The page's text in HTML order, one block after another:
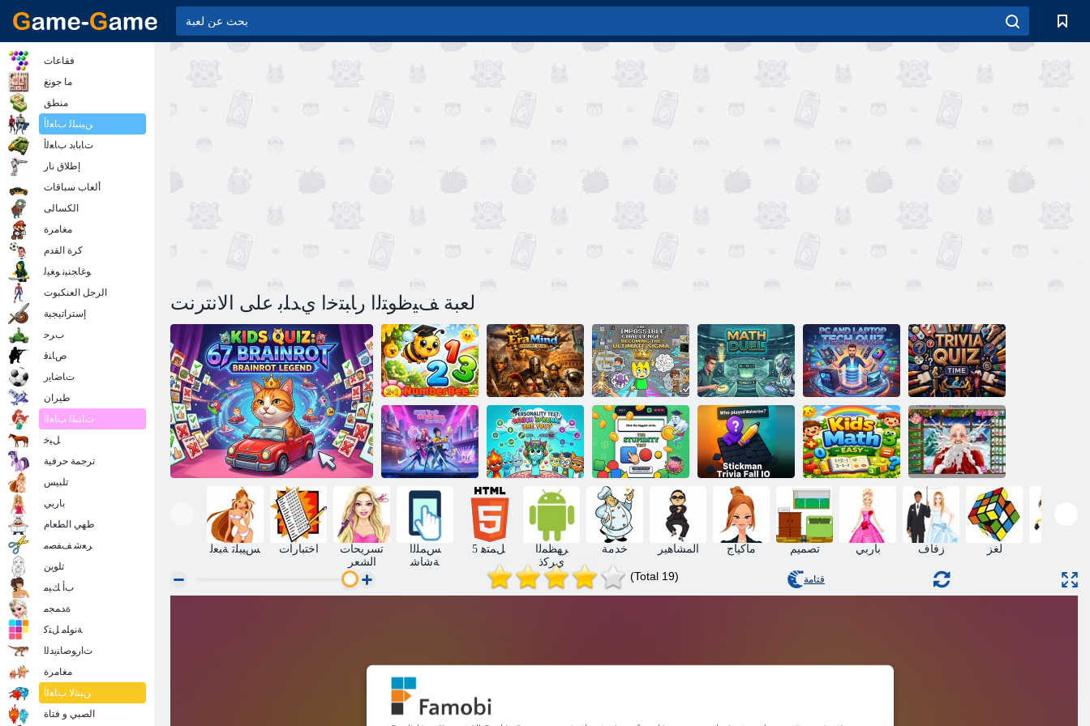
لعبة ﻒﻴﻇﻮﺘﻟﺍ ﺭﺎﺒﺘﺧﺍ ﻱﺪﻠﺑ على الانترنت
ﻞﺤﻨﻟﺍ ﻢﻗﺭ ﻞﻘﻌﻟﺍ ﺮﺼﻋ
ﻑﺎﻄﻤﻟﺍ ﺔﻳﺎﻬﻧ
ﻲﻓ ﺎﻤﺠﻴﺳ ﺢﺒﺻﺃ
ﻱﺬﻟﺍ ﻞﻴﺤﺘﺴﻤﻟﺍ
ﻱﺪﺤﺘﻟﺍ
ﺕﺎﻴﺿﺎﻳﺮﻟﺍ
ﺓﺯﺭﺎﺒﻣ
ﺎﻴﺟﻮﻟﻮﻨﻜﺘﻟﺍ
ﺔﻘﺑﺎﺴﻣ
ﻝﻮﻤﺤﻤﻟﺍ
ﺮﺗﻮﻴﺒﻤﻜﻟﺍﻭ
ﺮﺗﻮﻴﺒﻤﻜﻟﺍ
ﻞﻘﻌﻟﺍ ﻪﻓﺍﻮﺘﻟﺍ
ﺔﺒﻌﻟ
؟ﺖﻧﺃ ﺏﻮﺒﻴﻜﻟﺍ
ﻱﺃ :MBTI ﺭﺎﺒﺘﺧﺍ
؟ﺖﻧﺃ ﻲﻜﻧﻭﺮﺒﺳ
ﻱﺃ :ﺔﻴﺼﺨﺸﻟﺍ
ﺭﺎﺒﺘﺧﺍ
ءﺎﺒﻐﻟﺍ ﺭﺎﺒﺘﺧﺍ
Stickman ﻁﻮﻘﺳ
ﻪﻓﺍﻮﺘﻟﺍ IO
ﺔﻠﻬﺳ ﺕﺎﻴﺿﺎﻳﺮﻟﺍ
ﻝﺎﻔﻃﺃ
ﺮﻌﺸﻟﺍ ﺔﻗﻼ ﺣ
ﻝﺎﻳﺭ ﻞﻳﻮﻧ ﺎﺑﺎﺑ
ﺲﻴﺒﻠﺗ ﺔﺒﻌﻟ اختبارات
تسريحات
الشعر
ﺲﻤﻠﻟﺍ
ﺔﺷﺎﺷ
5 ﻞﻤﺘﻫ
ﺮﻬﻈﻤﻟﺍ
ﻱﺮﻛﺫ
خدمة المشاهير ماكياج تصميم باربي زفاف لغز
(Total 19) قتامة
فقاعات
ما جونغ
منطق
ﻦﻴﻨﺒﻠﻟ ﺏﺎﻌﻟﺃ
ﺕﺎﺑﺎﺑﺩ ﺏﺎﻌﻟﺃ
إطلاق نار
ألعاب سباقات
الكسالى
مغامرة
كرة القدم
ﻮﻏﺎﺠﻨﻴﻧ ﻮﻐﻴﻟ
الرجل العنكبوت
إستراتيجية
ﺏﺮﺣ
ﺹﺎﻨﻗ
ﺕﺎﺿﺎﻳﺭ
طيران
ﺕﺎﻨﺒﻠﻟ ﺏﺎﻌﻟﺃ
ﻞﻴﺧ
ترجمة حرفية
تلبيس
باربي
طهي الطعام
ﺮﻌﺷ ﻒﻔﺼﻣ
تلوين
ﺏﺃ ﻚﻴﻣ
ﺓﺪﻤﺠﻣ
ﺔﻧﻮﻠﻣ ﻞﺘﻛ
ﺕﺍﺭﻮﺻﺎﻨﻳﺪﻟﺍ
مغامرة
ﻦﻴﻨﺛﻻ ﺏﺎﻌﻟﺃ
الصبي و فتاة